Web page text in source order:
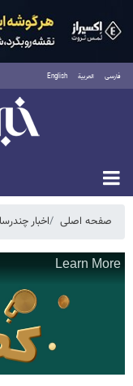
فارسی العربية English
پنجشنبه ۱۵
صفحه اصلی اخبار